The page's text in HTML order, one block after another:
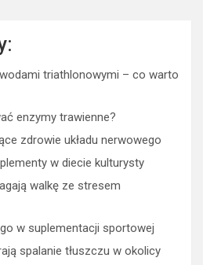
triathlonowymi – co warto
enzymy trawienne?
zdrowie układu nerwowego
w diecie kulturysty
walkę ze stresem
w suplementacji sportowej
spalanie tłuszczu w okolicy